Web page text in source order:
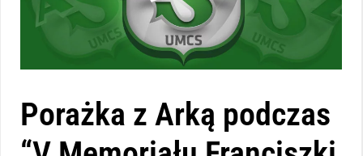
Porażka z Arką podczas